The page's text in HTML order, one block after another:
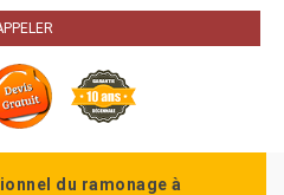
du ramonage à